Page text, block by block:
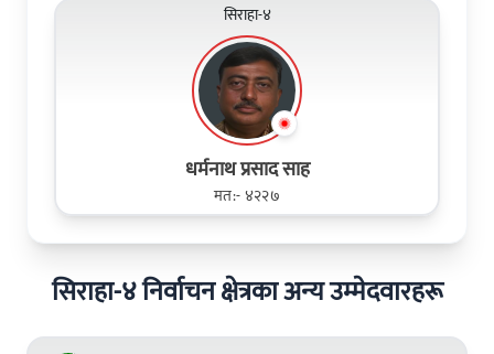
सिराहा-४
धर्मनाथ प्रसाद साह
मत:- ४२२७
सिराहा-४ निर्वाचन क्षेत्रका अन्य उम्मेदवारहरू